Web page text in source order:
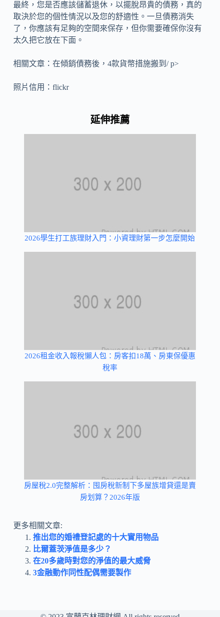
最終，您是否應該儲蓄退休，以擺脫昂貴的債務，真的
取決於您的個性情況以及您的舒適性。一旦債務消失
了，你應該有足夠的空間來保存，但你需要確保你沒有
太久把它放在下面。
相關文章：在傾銷債務後，4款貨幣措施搬到/ p>
照片信用：flickr
延伸推薦
2026學生打工族理財入門：小資理財第一步怎麼開始
2026租金收入報稅懶人包：房客扣18萬、房東保優惠
稅率
房屋稅2.0完整解析：囤房稅新制下多屋族增貸還是賣
房划算？2026年版
更多相關文章:
推出您的婚禮登記處的十大實用物品
比爾蓋茨淨值是多少？
在20多歲時對您的淨值的最大威脅
3金融動作同性配偶需要製作